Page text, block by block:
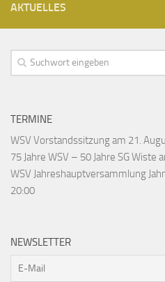
AKTUELLES
TERMINE
WSV Vorstandssitzungam 21.
75 Jahre WSV – 50 Jahre SG Wiste
WSV Jahreshauptversammlung
20:00
NEWSLETTER